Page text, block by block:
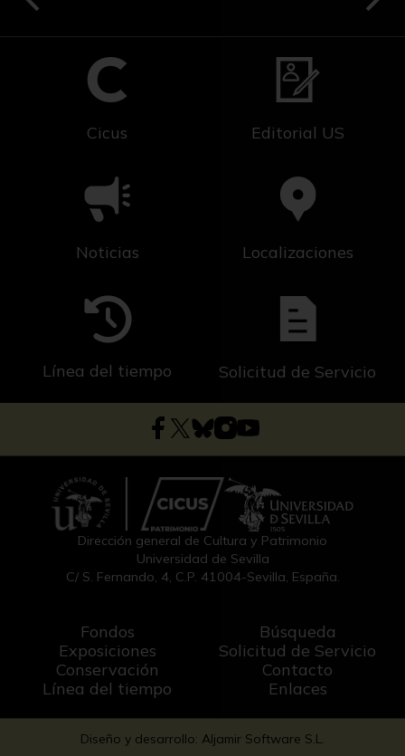
Cicus Editorial US
Noticias Localizaciones
Línea del tiempo Solicitud de Servicio
Dirección general de Cultura y Patrimonio
Universidad de Sevilla
C/ S. Fernando, 4, C.P. 41004-Sevilla, España.
Fondos
Exposiciones
Conservación
Línea del tiempo
Búsqueda
Solicitud de Servicio
Contacto
Enlaces
Diseño y desarrollo: Aljamir Software S.L.